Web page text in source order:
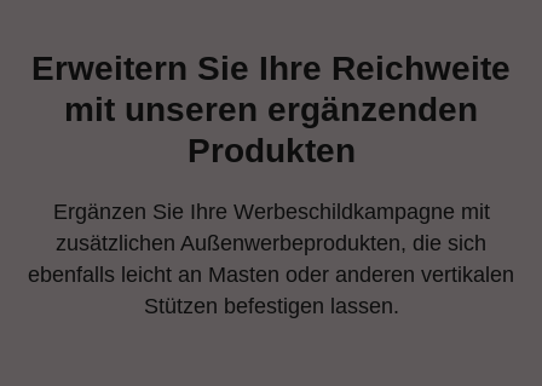
Erweitern Sie Ihre Reichweite
mit unseren ergänzenden
Produkten
Ergänzen Sie Ihre Werbeschildkampagne mit
zusätzlichen Außenwerbeprodukten, die sich
ebenfalls leicht an Masten oder anderen vertikalen
Stützen befestigen lassen.